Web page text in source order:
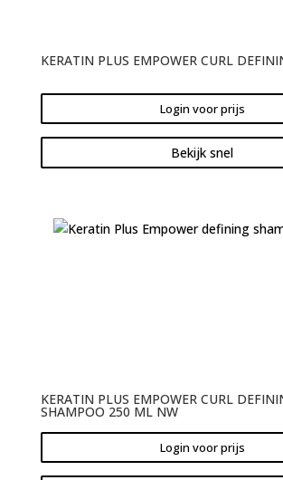
KERATIN PLUS EMPOWER CURL
Login voor prijs
Bekijk snel
KERATIN PLUS EMPOWER CURL
SHAMPOO 250 ML NW
Login voor prijs